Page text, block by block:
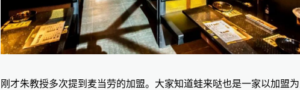
刚才朱教授多次提到麦当劳的加盟。大家知道蛙来哒也是一家以加盟